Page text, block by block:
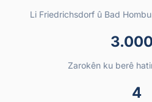
Li Friedrichsdorf û Bad
Zarokên ku berê
4